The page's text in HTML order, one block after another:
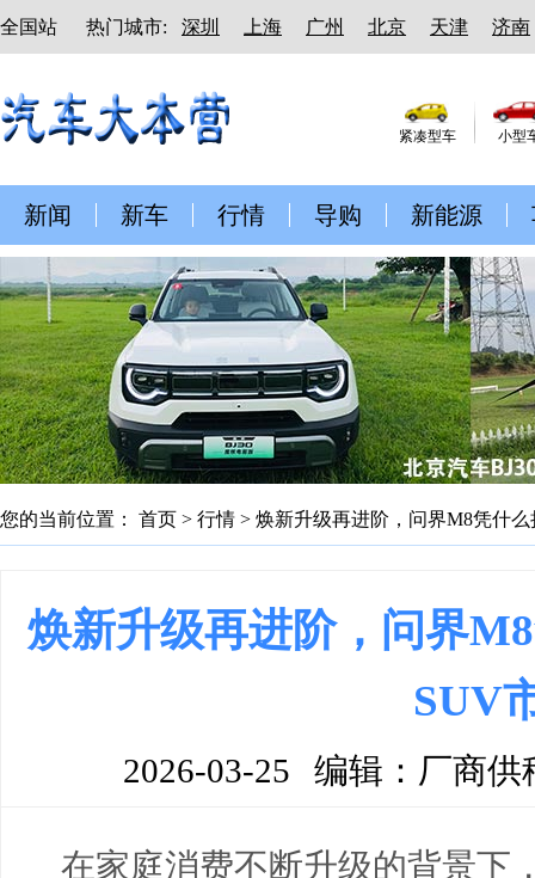
全国站 热门城市: 深圳 上海 广州 北京 天津 济南
紧凑型车 小型
新闻 新车 行情 导购 新能源
您的当前位置： 首页 > 行情 > 焕新升级再进阶，问界M8凭什
焕新升级再进阶，问界
SUV
2026-03-25 编辑：厂商供
在家庭消费不断升级的背景下